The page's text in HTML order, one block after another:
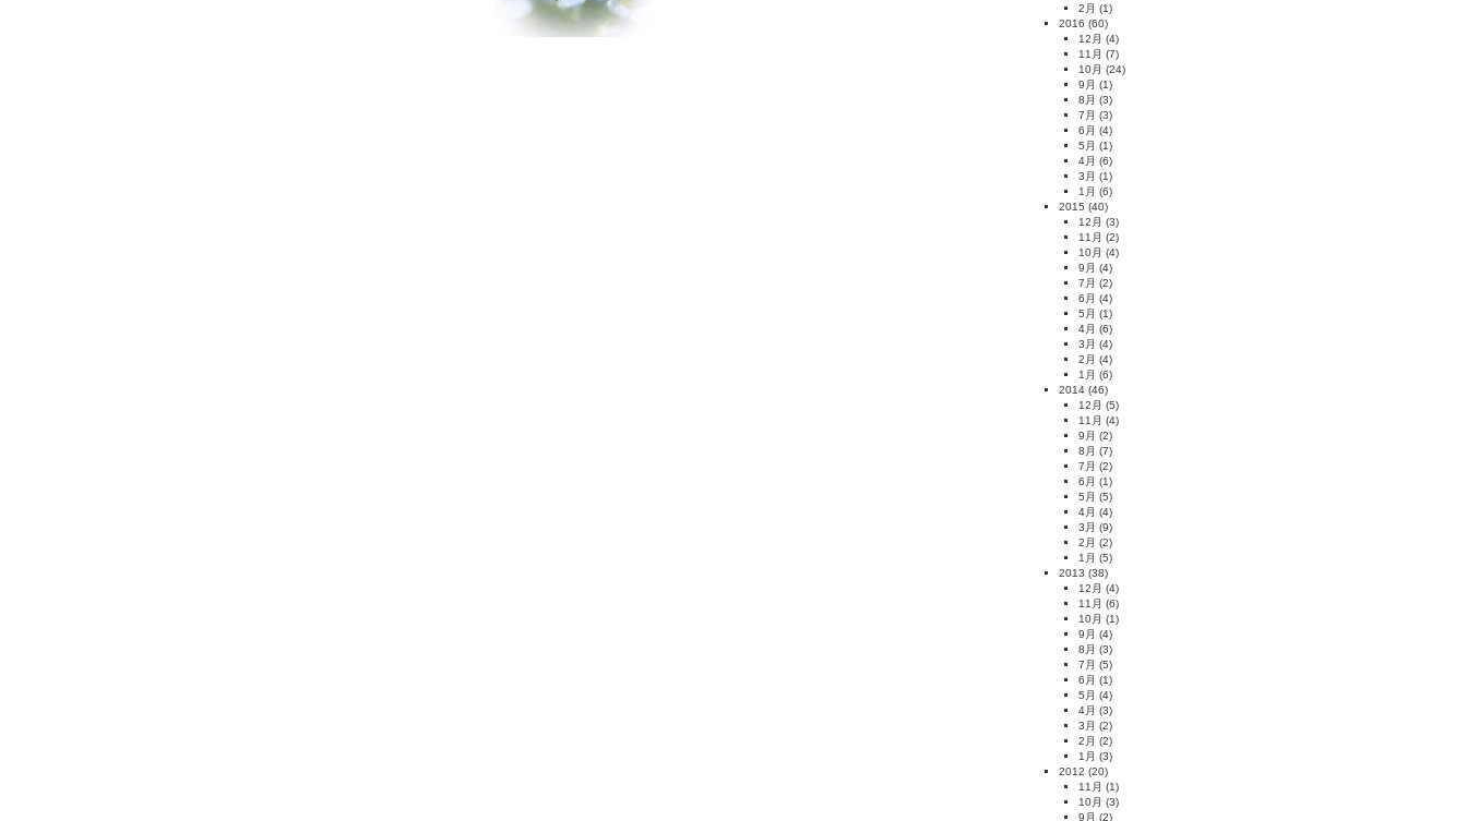
2月 (1)
2016 (60)
12月 (4)
11月 (7)
10月 (24)
9月 (1)
8月 (3)
7月 (3)
6月 (4)
5月 (1)
4月 (6)
3月 (1)
1月 (6)
2015 (40)
12月 (3)
11月 (2)
10月 (4)
9月 (4)
7月 (2)
6月 (4)
5月 (1)
4月 (6)
3月 (4)
2月 (4)
1月 (6)
2014 (46)
12月 (5)
11月 (4)
9月 (2)
8月 (7)
7月 (2)
6月 (1)
5月 (5)
4月 (4)
3月 (9)
2月 (2)
1月 (5)
2013 (38)
12月 (4)
11月 (6)
10月 (1)
9月 (4)
8月 (3)
7月 (5)
6月 (1)
5月 (4)
4月 (3)
3月 (2)
2月 (2)
1月 (3)
2012 (20)
11月 (1)
10月 (3)
9月 (2)